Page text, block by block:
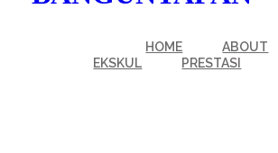
HOME ABOUT
EKSKUL
PRESTASI